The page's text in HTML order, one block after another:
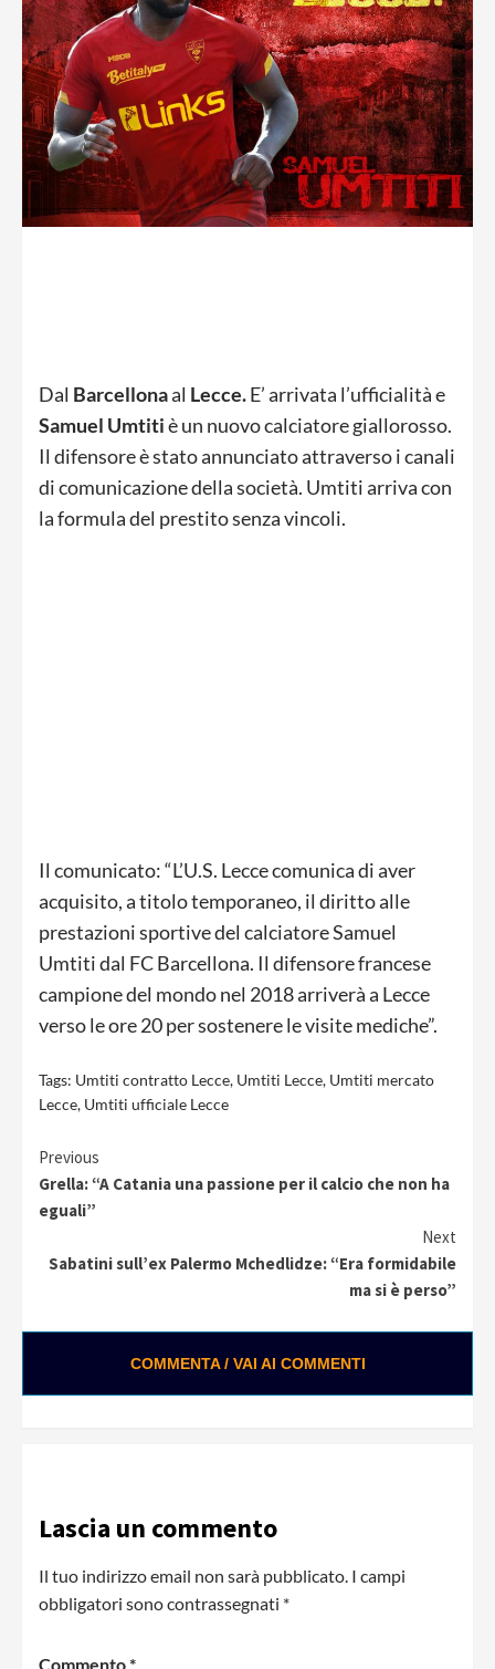
Dal Barcellonaal Lecce.E’ arrivata l’ufficialità e
Samuel Umtitiè un nuovo calciatore giallorosso.
Il difensore è stato annunciato attraverso i canali
di comunicazione della società. Umtiti arriva con
la formula del prestito senza vincoli.
Il comunicato: “L’U.S. Lecce comunica di aver
acquisito, a titolo temporaneo, il diritto alle
prestazioni sportive del calciatore Samuel
Umtiti dal FC Barcellona. Il difensore francese
campione del mondo nel 2018 arriverà a Lecce
verso le ore 20 per sostenere le visite mediche”.
Tags: Umtiti contratto Lecce, Umtiti Lecce, Umtiti mercato
Lecce, Umtiti ufficiale Lecce
Continue
Reading
Previous
Grella: “A Catania una passione per il calcio che non ha
eguali”
Next
Sabatini sull’ex Palermo Mchedlidze: “Era formidabile
ma si è perso”
COMMENTA / VAI AI COMMENTI
Lascia un commento
Il tuo indirizzo email non sarà pubblicato. I campi
obbligatori sono contrassegnati *
Commento*